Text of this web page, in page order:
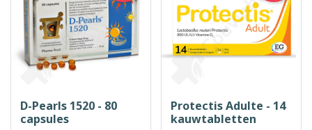
D-Pearls 1520 - 80
capsules
Protectis Adulte - 14
kauwtabletten